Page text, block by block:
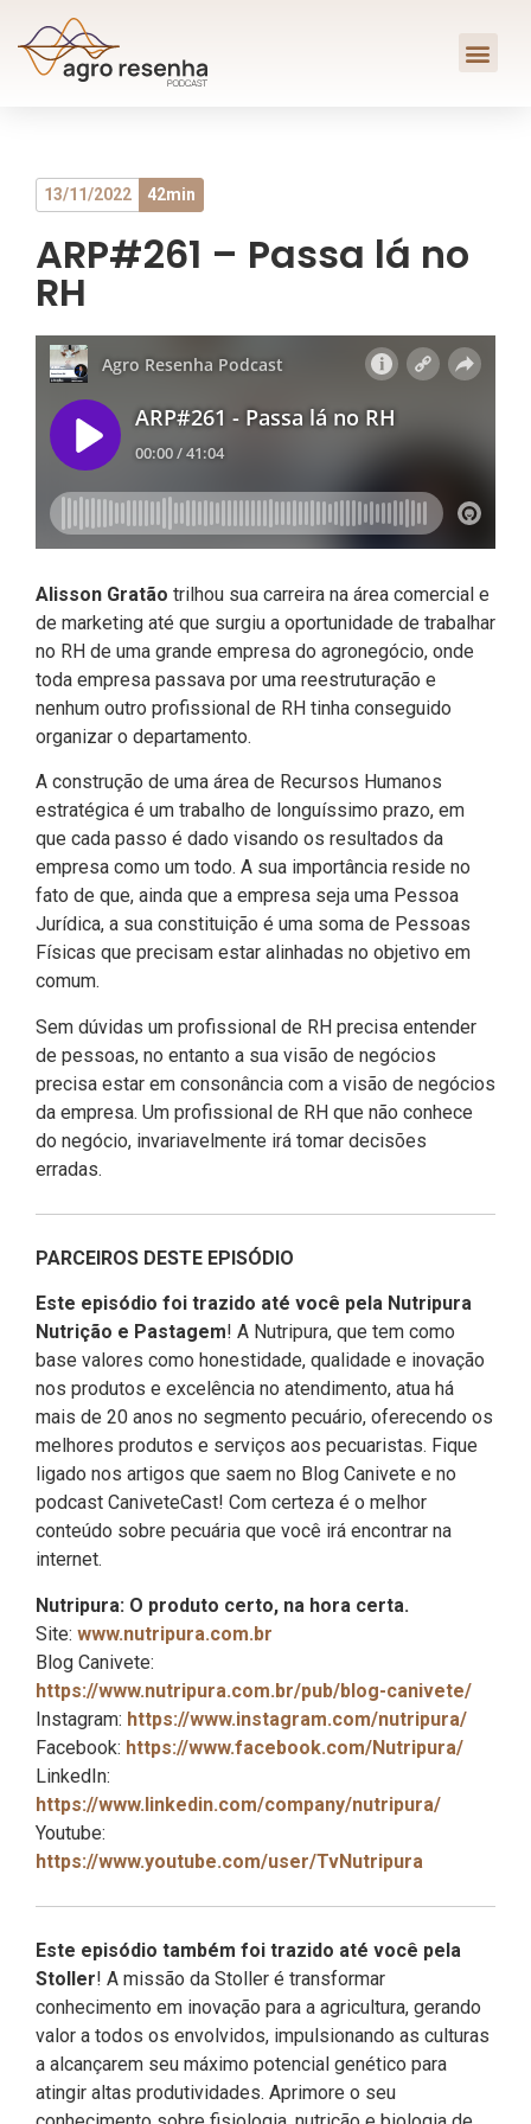
13/11/2022 42min
ARP#261 – Passa lá no
RH
Alisson Gratão trilhou sua carreira na área comercial e
de marketing até que surgiu a oportunidade de trabalhar
no RH de uma grande empresa do agronegócio, onde
toda empresa passava por uma reestruturação e
nenhum outro profissional de RH tinha conseguido
organizar o departamento.
A construção de uma área de Recursos Humanos
estratégica é um trabalho de longuíssimo prazo, em
que cada passo é dado visando os resultados da
empresa como um todo. A sua importância reside no
fato de que, ainda que a empresa seja uma Pessoa
Jurídica, a sua constituição é uma soma de Pessoas
Físicas que precisam estar alinhadas no objetivo em
comum.
Sem dúvidas um profissional de RH precisa entender
de pessoas, no entanto a sua visão de negócios
precisa estar em consonância com a visão de negócios
da empresa. Um profissional de RH que não conhece
do negócio, invariavelmente irá tomar decisões
erradas.
PARCEIROS DESTE EPISÓDIO
Este episódio foi trazido até você pela Nutripura
Nutrição e Pastagem! A Nutripura, que tem como
base valores como honestidade, qualidade e inovação
nos produtos e excelência no atendimento, atua há
mais de 20 anos no segmento pecuário, oferecendo os
melhores produtos e serviços aos pecuaristas. Fique
ligado nos artigos que saem no Blog Canivete e no
podcast CaniveteCast! Com certeza é o melhor
conteúdo sobre pecuária que você irá encontrar na
internet.
Nutripura: O produto certo, na hora certa.
Site: www.nutripura.com.br
Blog Canivete:
https://www.nutripura.com.br/pub/blog-canivete/
Instagram: https://www.instagram.com/nutripura/
Facebook: https://www.facebook.com/Nutripura/
LinkedIn:
https://www.linkedin.com/company/nutripura/
Youtube:
https://www.youtube.com/user/TvNutripura
Este episódio também foi trazido até você pela
Stoller! A missão da Stoller é transformar
conhecimento em inovação para a agricultura, gerando
valor a todos os envolvidos, impulsionando as culturas
a alcançarem seu máximo potencial genético para
atingir altas produtividades. Aprimore o seu